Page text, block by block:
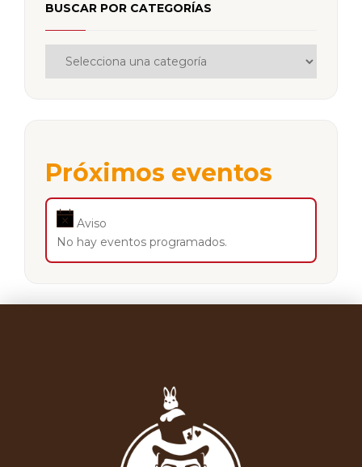
BUSCAR POR CATEGORÍAS
Próximos eventos
Aviso
No hay eventos programados.